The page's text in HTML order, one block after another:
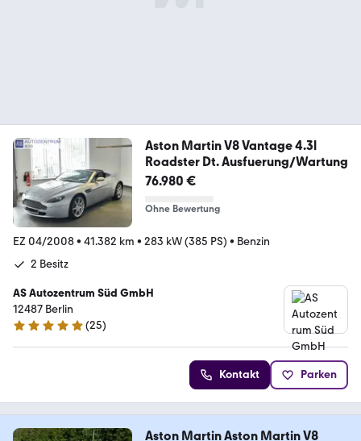
Aston Martin V8 Vantage 4.3l
Roadster Dt. Ausfuerung/Wartung
76.980 €
Ohne Bewertung
EZ 04/2008• 41.382 km • 283 kW (385 PS) • Benzin
2 Besitz
AS Autozentrum Süd GmbH
12487 Berlin
4.9 Sterne
(25)
Kontakt Parken
Aston Martin Aston Martin V8